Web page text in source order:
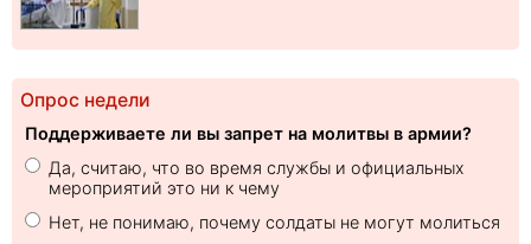
Опрос недели
Поддерживаете ли вы запрет на молитвы в армии?
Да, считаю, что во время службы и официальных
мероприятий это ни к чему
Нет, не понимаю, почему солдаты не могут молиться